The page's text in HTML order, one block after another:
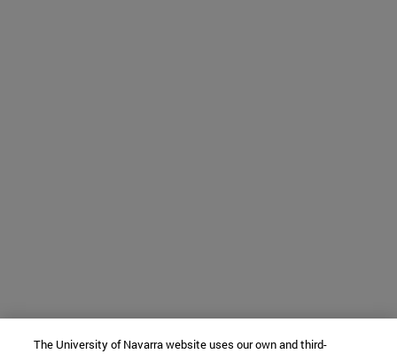
The University of Navarra website uses our own and third-